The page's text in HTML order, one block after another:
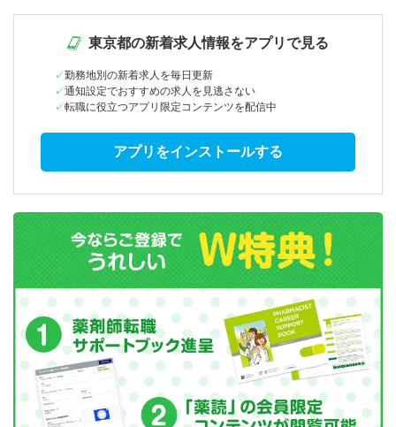
東京都の新着求人情報をアプリで見る
勤務地別の新着求人を毎日更新
通知設定でおすすめの求人を見逃さない
転職に役立つアプリ限定コンテンツを配信中
アプリをインストールする